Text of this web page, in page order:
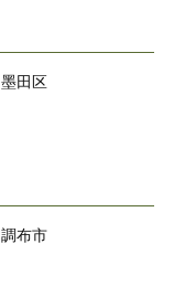
墨田区
調布市